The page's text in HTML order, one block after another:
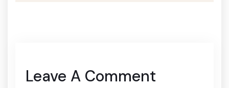
Leave A Comment